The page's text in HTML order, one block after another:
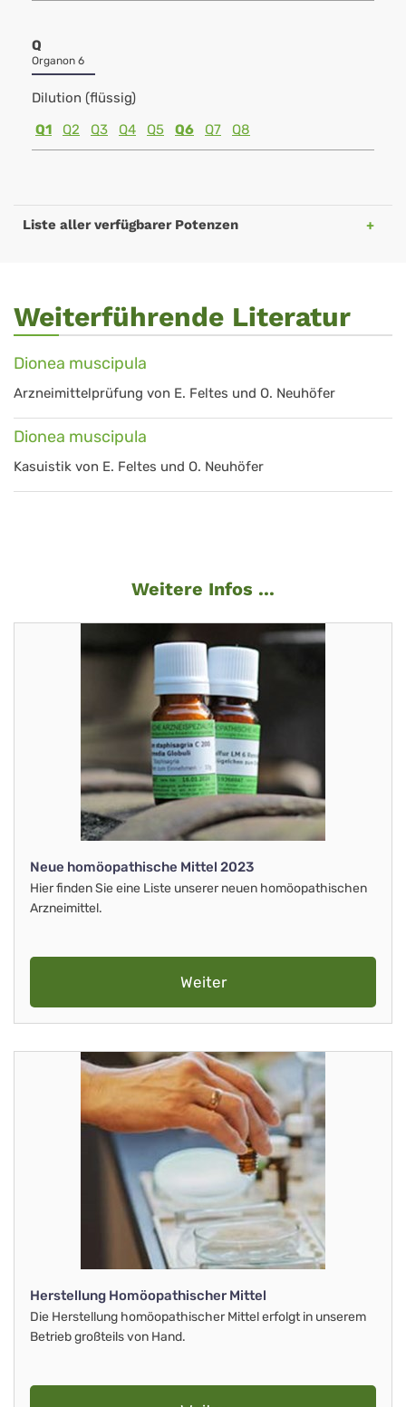
Q
Organon 6
Dilution (flüssig)
Q1
Q2 Q3 Q4 Q5 Q6 Q7 Q8
Liste aller verfügbarer Potenzen
Weiterführende Literatur
Dionea muscipula
Arzneimittelprüfung von E. Feltes und O. Neuhöfer
Dionea muscipula
Kasuistik von E. Feltes und O. Neuhöfer
Weitere Infos ...
Neue homöopathische Mittel 2023
Hier finden Sie eine Liste unserer neuen homöopathischen
Arzneimittel.
Weiter
Herstellung Homöopathischer Mittel
Die Herstellung homöopathischer Mittel erfolgt in unserem
Betrieb großteils von Hand.